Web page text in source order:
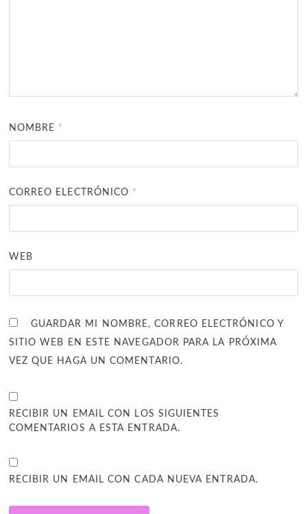
NOMBRE *
CORREO ELECTRÓNICO *
WEB
GUARDAR MI NOMBRE, CORREO ELECTRÓNICO Y
SITIO WEB EN ESTE NAVEGADOR PARA LA PRÓXIMA
VEZ QUE HAGA UN COMENTARIO.
RECIBIR UN EMAIL CON LOS SIGUIENTES
COMENTARIOS A ESTA ENTRADA.
RECIBIR UN EMAIL CON CADA NUEVA ENTRADA.